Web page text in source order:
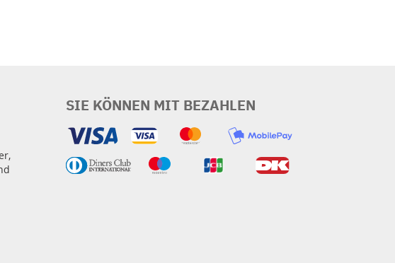
SIE KÖNNEN MIT BEZAHLEN